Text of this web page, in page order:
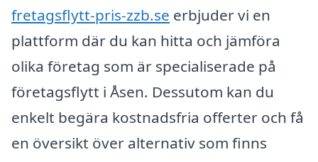
fretagsflytt-pris-zzb.se erbjuder vi en
plattform där du kan hitta och jämföra
olika företag som är specialiserade på
företagsflytt i Åsen. Dessutom kan du
enkelt begära kostnadsfria offerter och få
en översikt över alternativ som finns